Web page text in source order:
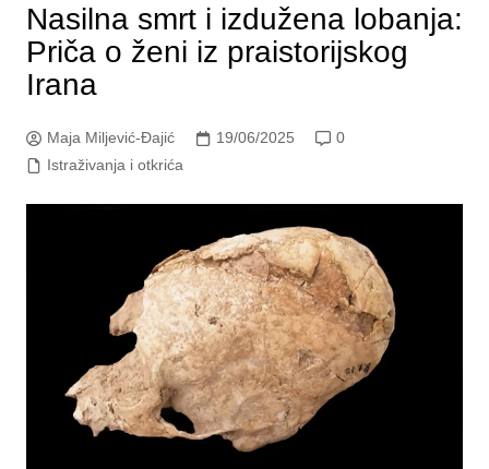
Nasilna smrt i izdužena lobanja:
Priča o ženi iz praistorijskog
Irana
Maja Miljević-Đajić 19/06/2025
0
Istraživanja i otkrića